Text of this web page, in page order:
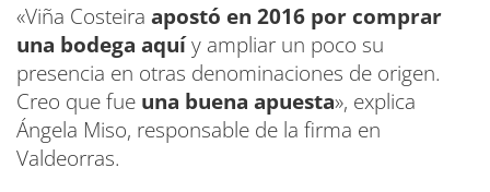
«Viña Costeira apostó en 2016 por comprar
una bodega aquíy ampliar un poco su
presencia en otras denominaciones de origen.
Creo que fue una buena apuesta», explica
Ángela Miso, responsable de la firma en
Valdeorras.